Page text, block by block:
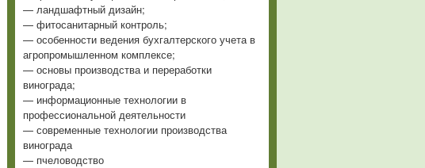
— ландшафтный дизайн;
— фитосанитарный контроль;
— особенности ведения бухгалтерского учета в
агропромышленном комплексе;
— основы производства и переработки
винограда;
— информационные технологии в
профессиональной деятельности
— современные технологии производства
винограда
— пчеловодство